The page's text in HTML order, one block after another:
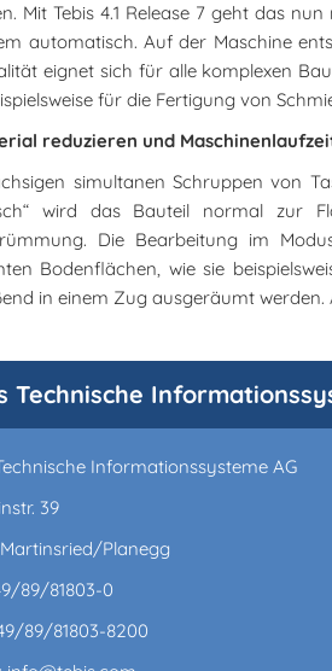
Mit Tebis 4.1 Release 7 geht das
automatisch. Auf der Maschine
eignet sich für alle komplexen
für die Fertigung von
reduzieren und
simultanen Schruppen von
wird das Bauteil normal zur
Die Bearbeitung im
Bodenflächen, wie sie
in einem Zug ausgeräumt werden.
Technische
Informationssysteme AG
39
Martinsried/Planegg
89/81803-0
89/81803-8200